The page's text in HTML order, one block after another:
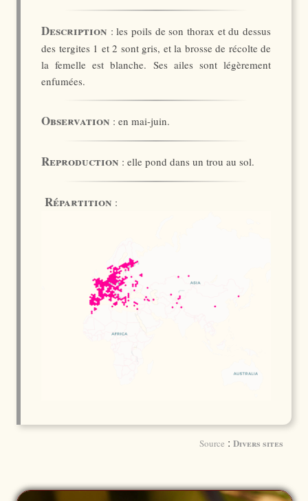
Description : les poils de son thorax et du dessus
des tergites 1 et 2 sont gris, et la brosse de récolte de
la femelle est blanche. Ses ailes sont légèrement
enfumées.
Observation : en mai-juin.
Reproduction : elle pond dans un trou au sol.
Répartition :
Source : Divers sites